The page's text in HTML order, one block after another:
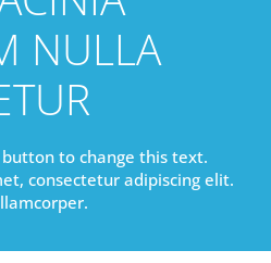
NULLA
to change this text.
consectetur adipiscing elit.